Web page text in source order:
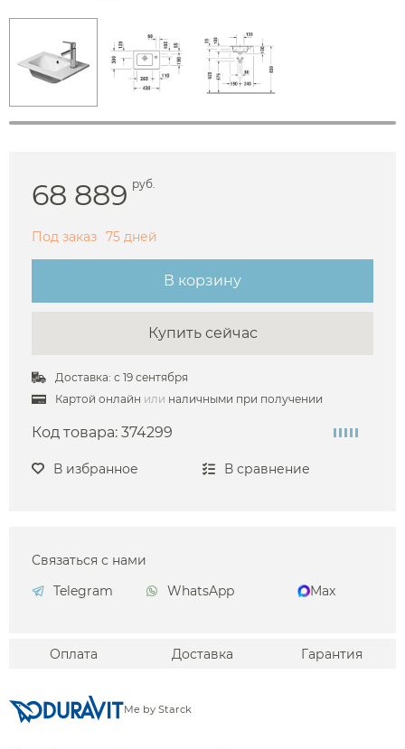
68 889 руб.
Под заказ 75 дней
В корзину
Купить сейчас
Доставка: с 19 сентября
Картой онлайн или наличными при получении
Код товара: 374299
В избранное В сравнение
Связаться с нами
Telegram
WhatsApp Max
Оплата Доставка Гарантия
Me by Starck